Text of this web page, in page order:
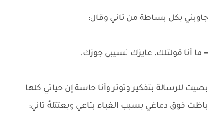
جاوبني بكل بساطة من تاني وقال:
= ما أنا قولتلك، عايزك تسيبي جوزك.
بصيت للرسالة بتفكير وتوتر وأنا حاسة إن حياتي كلها
باظت فوق دماغي بسبب الغباء بتاعي وبعتتلهُ تاني: